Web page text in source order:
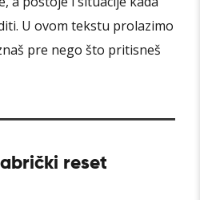
U ovom tekstu prolazimo
pre nego što pritisneš
reset